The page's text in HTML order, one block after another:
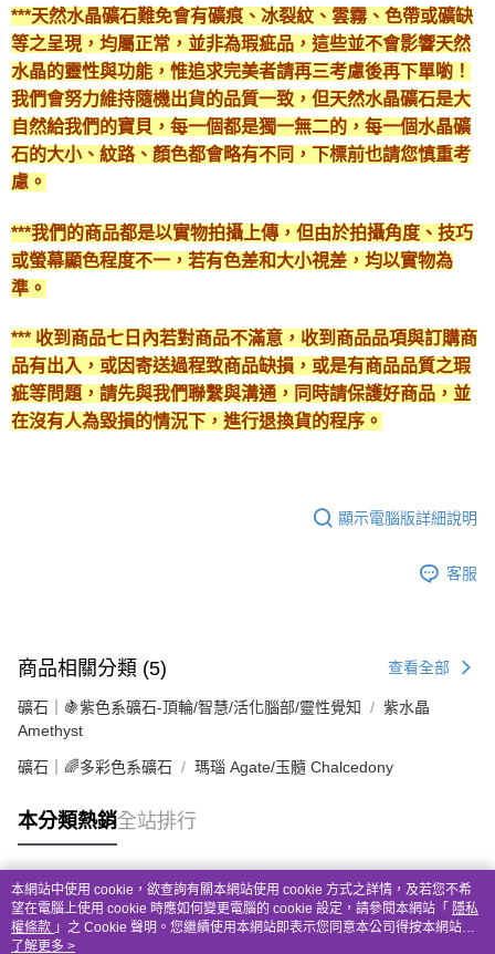
***天然水晶礦石難免會有礦痕、冰裂紋、雲霧、色帶或礦缺
等之呈現，均屬正常，並非為瑕疵品，這些並不會影響天然
水晶的靈性與功能，惟追求完美者請再三考慮後再下單喲！
我們會努力維持隨機出貨的品質一致，但天然水晶礦石是大
自然給我們的寶貝，每一個都是獨一無二的，每一個水晶礦
石的大小、紋路、顏色都會略有不同，下標前也請您慎重考
慮。
***我們的商品都是以實物拍攝上傳，但由於拍攝角度、技巧
或螢幕顯色程度不一，若有色差和大小視差，均以實物為
準。
*** 收到商品七日內若對商品不滿意，收到商品品項與訂購商
品有出入，或因寄送過程致商品缺損，或是有商品品質之瑕
疵等問題，請先與我們聯繫與溝通，同時請保護好商品，並
在沒有人為毀損的情況下，進行退換貨的程序。
顯示電腦版詳細說明
客服
商品相關分類 (5) 查看全部
礦石｜🍇紫色系礦石-頂輪/智慧/活化腦部/靈性覺知
紫水晶
Amethyst
礦石｜🌈多彩色系礦石 瑪瑙 Agate/玉髓 Chalcedony
本分類熱銷全站排行
熱門標籤
本網站中使用 cookie，欲查詢有關本網站使用 cookie 方式之詳情，及若您不希
望在電腦上使用 cookie 時應如何變更電腦的 cookie 設定，請參閱本網站「 隱私
權條款 」之 Cookie 聲明。您繼續使用本網站即表示您同意本公司得按本網站使
用條款之 Cookie 聲明使用 cookie。
了解更多 >